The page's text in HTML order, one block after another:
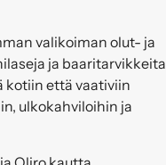
valikoiman olut- ja
ja baaritarvikkeita
kotiin että vaativiin
ulkokahviloihin ja